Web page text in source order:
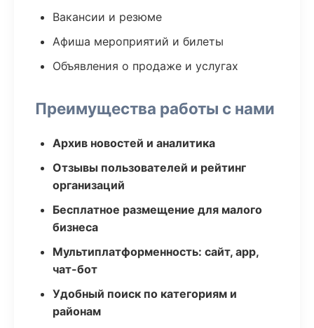
Вакансии и резюме
Афиша мероприятий и билеты
Объявления о продаже и услугах
Преимущества работы с нами
Архив новостей и аналитика
Отзывы пользователей и рейтинг
организаций
Бесплатное размещение для малого
бизнеса
Мультиплатформенность: сайт, app,
чат-бот
Удобный поиск по категориям и
районам